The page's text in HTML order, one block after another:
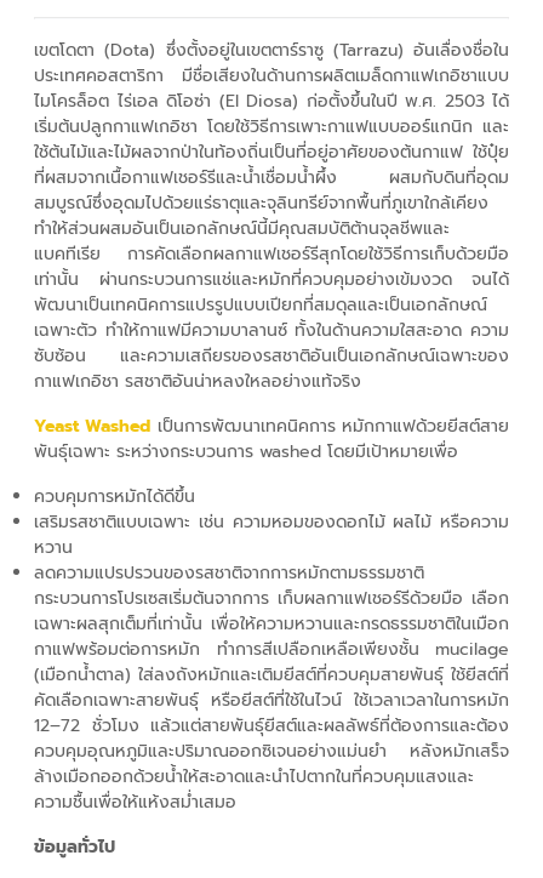
เขตโดตา (Dota) ซึ่งตั้งอยู่ในเขตตาร์ราซู (Tarrazu) อันเลื่องชื่อใน
ประเทศคอสตาริกา มีชื่อเสียงในด้านการผลิตเมล็ดกาแฟเกอิชาแบบ
ไมโครล็อต ไร่เอล ดิโอซ่า (El Diosa) ก่อตั้งขึ้นในปี พ.ศ. 2503 ได้
เริ่มต้นปลูกกาแฟเกอิชา โดยใช้วิธีการเพาะกาแฟแบบออร์แกนิก และ
ใช้ต้นไม้และไม้ผลจากป่าในท้องถิ่นเป็นที่อยู่อาศัยของต้นกาแฟ ใช้ปุ๋ย
ที่ผสมจากเนื้อกาแฟเชอร์รีและน้ำเชื่อมน้ำผึ้ง ผสมกับดินที่อุดม
สมบูรณ์ซึ่งอุดมไปด้วยแร่ธาตุและจุลินทรีย์จากพื้นที่ภูเขาใกล้เคียง
ทำให้ส่วนผสมอันเป็นเอกลักษณ์นี้มีคุณสมบัติต้านจุลชีพและ
แบคทีเรีย การคัดเลือกผลกาแฟเชอร์รีสุกโดยใช้วิธีการเก็บด้วยมือ
เท่านั้น ผ่านกระบวนการแช่และหมักที่ควบคุมอย่างเข้มงวด จนได้
พัฒนาเป็นเทคนิคการแปรรูปแบบเปียกที่สมดุลและเป็นเอกลักษณ์
เฉพาะตัว ทำให้กาแฟมีความบาลานซ์ ทั้งในด้านความใสสะอาด ความ
ซับซ้อน และความเสถียรของรสชาติอันเป็นเอกลักษณ์เฉพาะของ
กาแฟเกอิชา รสชาติอันน่าหลงใหลอย่างแท้จริง
Yeast Washed เป็นการพัฒนาเทคนิคการ หมักกาแฟด้วยยีสต์สาย
พันธุ์เฉพาะ ระหว่างกระบวนการ washed โดยมีเป้าหมายเพื่อ
ควบคุมการหมักได้ดีขึ้น
เสริมรสชาติแบบเฉพาะ เช่น ความหอมของดอกไม้ ผลไม้ หรือความ
หวาน
ลดความแปรปรวนของรสชาติจากการหมักตามธรรมชาติ
กระบวนการโปรเซสเริ่มต้นจากการ เก็บผลกาแฟเชอร์รีด้วยมือ เลือก
เฉพาะผลสุกเต็มที่เท่านั้น เพื่อให้ความหวานและกรดธรรมชาติในเมือก
กาแฟพร้อมต่อการหมัก ทำการสีเปลือกเหลือเพียงชั้น mucilage
(เมือกน้ำตาล) ใส่ลงถังหมักและเติมยีสต์ที่ควบคุมสายพันธุ์ ใช้ยีสต์ที่
คัดเลือกเฉพาะสายพันธุ์ หรือยีสต์ที่ใช้ในไวน์ ใช้เวลาเวลาในการหมัก
12–72 ชั่วโมง แล้วแต่สายพันธุ์ยีสต์และผลลัพธ์ที่ต้องการและต้อง
ควบคุมอุณหภูมิและปริมาณออกซิเจนอย่างแม่นยำ หลังหมักเสร็จ
ล้างเมือกออกด้วยน้ำให้สะอาดและนำไปตากในที่ควบคุมแสงและ
ความชื้นเพื่อให้แห้งสม่ำเสมอ
ข้อมูลทั่วไป